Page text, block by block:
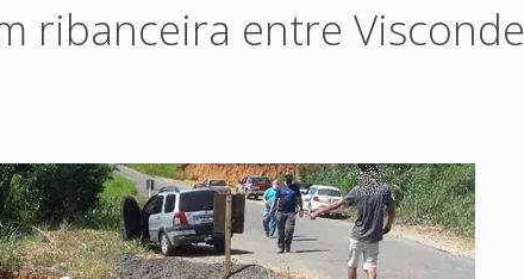
ribanceira entre Visconde